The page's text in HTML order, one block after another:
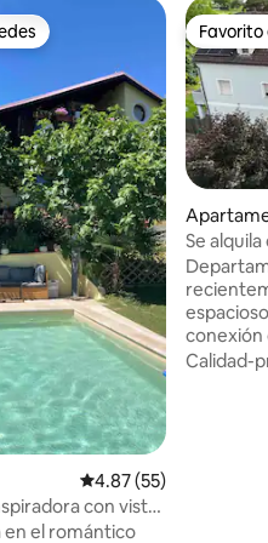
Calificación promedio:
4.87 (55)
con vistas
en el romántico
Se
conexión
público.
Calidad-